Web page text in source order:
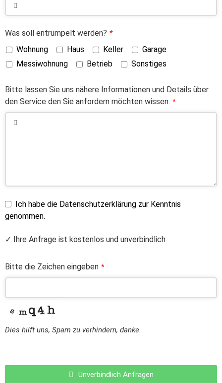
Was soll entrümpelt werden? *
Wohnung Haus Keller
Garage
Messiwohnung
Betrieb Sonstiges
Bitte lassen Sie uns nähere Informationen und Details über
den Service den Sie anfordern möchten wissen. *
Ich habe die Datenschutzerklärung zur Kenntnis
genommen.
✓ Ihre Anfrage ist kostenlos und unverbindlich
Bitte die Zeichen eingeben *
Dies hilft uns, Spam zu verhindern, danke.
Unverbindlich Anfragen